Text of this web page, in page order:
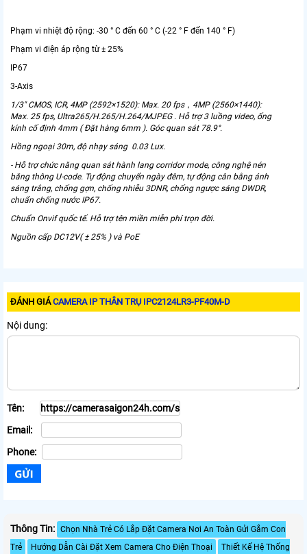
Phạm vi nhiệt độ rộng: -30 ° C đến 60 ° C (-22 ° F đến 140 ° F)
Phạm vi điện áp rộng từ ± 25%
IP67
3-Axis
1/3" CMOS, ICR, 4MP (2592×1520): Max. 20 fps，4MP (2560×1440):
Max. 25 fps, Ultra265/H.265/H.264/MJPEG . Hỗ trợ 3 luồng video, ống
kính cố định 4mm ( Đặt hàng 6mm ). Góc quan sát 78.9°.
Hồng ngoại 30m, độ nhạy sáng 0.03 Lux.
- Hỗ trợ chức năng quan sát hành lang corridor mode, công nghệ nén
băng thông U-code. Tự động chuyển ngày đêm, tự động cân bằng ánh
sáng trắng, chống gợn, chống nhiễu 3DNR, chống ngược sáng DWDR,
chuẩn chống nước IP67.
Chuẩn Onvif quốc tế. Hỗ trợ tên miền miễn phí trọn đời.
Nguồn cấp DC12V( ± 25% ) và PoE
ĐÁNH GIÁCAMERA IP THÂN TRỤ IPC2124LR3-PF40M-D
Nội dung:
Tên:
Email:
Phone:
Thông Tin: Chọn Nhà Trẻ Có Lắp Đặt Camera Nơi An Toàn Gửi Gắm Con
Trẻ
Hướng Dẫn Cài Đặt Xem Camera Cho Điện Thoại Thiết Kế Hệ Thống